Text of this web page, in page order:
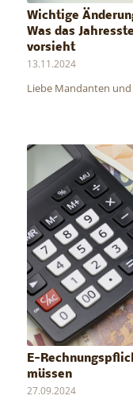
Wichtige
Was das
vorsieht
13.11.2024
Liebe Mandanten
E-
müssen
27.09.2024